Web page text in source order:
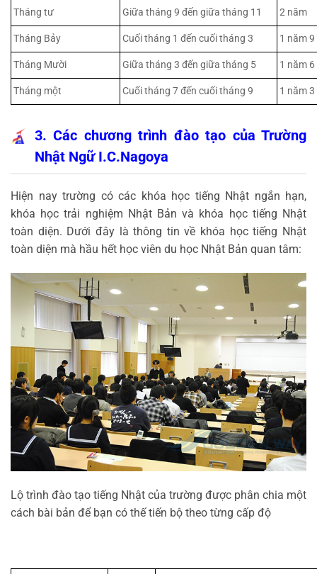
Tháng tư Giữa tháng 9 đến giữa tháng 11 2 năm
Tháng Bảy Cuối tháng 1 đến cuối tháng 3 1 năm
Tháng Mười Giữa tháng 3 đến giữa tháng 5 1 năm
Tháng một Cuối tháng 7 đến cuối tháng 9 1 năm
3. Các chương trình đào tạo của Trường
Nhật Ngữ I.C.Nagoya
Hiện nay trường có các khóa học tiếng Nhật ngắn hạn,
khóa học trải nghiệm Nhật Bản và khóa học tiếng Nhật
toàn diện. Dưới đây là thông tin về khóa học tiếng Nhật
toàn diện mà hầu hết học viên du học Nhật Bản quan tâm:
Lộ trình đào tạo tiếng Nhật của trường được phân chia một
cách bài bản để bạn có thế tiến bộ theo từng cấp độ